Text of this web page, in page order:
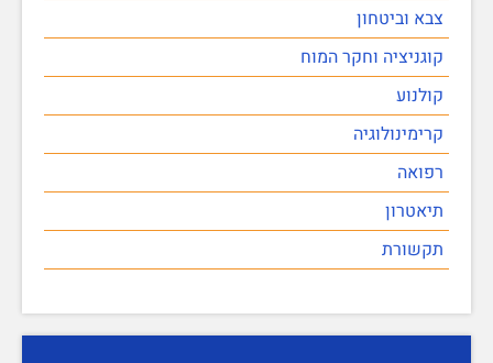
צבא וביטחון
קוגניציה וחקר המוח
קולנוע
קרימינולוגיה
רפואה
תיאטרון
תקשורת